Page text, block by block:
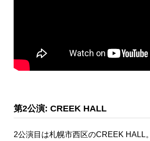
第2公演: CREEK HALL
2公演目は札幌市西区のCREEK HALL。